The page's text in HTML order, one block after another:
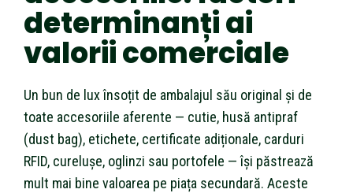
determinanți ai
valorii comerciale
Un bun de lux însoțit de ambalajul său original și de
toate accesoriile aferente — cutie, husă antipraf
(dust bag), etichete, certificate adiționale, carduri
RFID, curelușe, oglinzi sau portofele — își păstrează
mult mai bine valoarea pe piața secundară. Aceste